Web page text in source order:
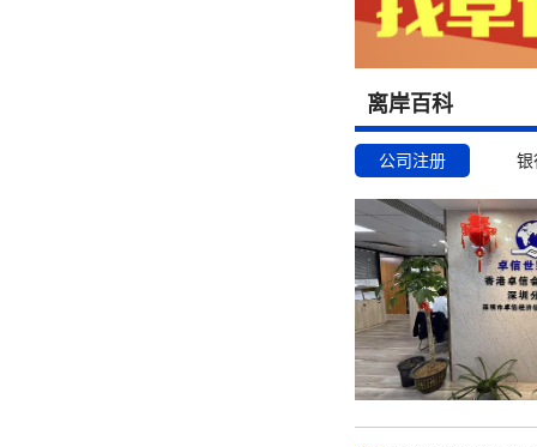
离岸百科
公司注册 银